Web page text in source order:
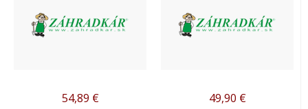
54,89 € 49,90 €